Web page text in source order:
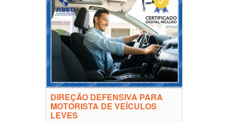
DIREÇÃO DEFENSIVA PARA
MOTORISTA DE VEÍCULOS
LEVES